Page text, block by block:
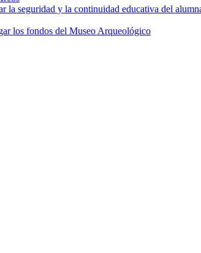
la seguridad y la continuidad educativa del
los fondos del Museo Arqueológico